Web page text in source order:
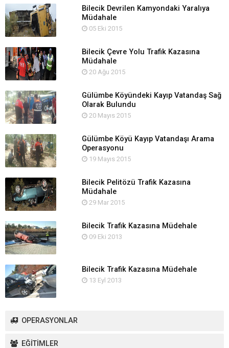
Bilecik Devrilen Kamyondaki Yaralıya
Müdahale
05 Eki 2015
Bilecik Çevre Yolu Trafik Kazasına
Müdahale
20 Ağu 2015
Gülümbe Köyündeki Kayıp Vatandaş Sağ
Olarak Bulundu
20 Mayıs 2015
Gülümbe Köyü Kayıp Vatandaşı Arama
Operasyonu
19 Mayıs 2015
Bilecik Pelitözü Trafik Kazasına
Müdahale
29 Mar 2015
Bilecik Trafik Kazasına Müdehale
09 Eki 2013
Bilecik Trafik Kazasına Müdehale
13 Eyl 2013
OPERASYONLAR
EĞİTİMLER